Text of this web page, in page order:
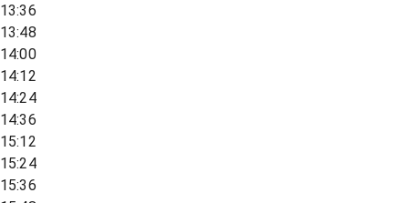
13:36
13:48
14:00
14:12
14:24
14:36
15:12
15:24
15:36